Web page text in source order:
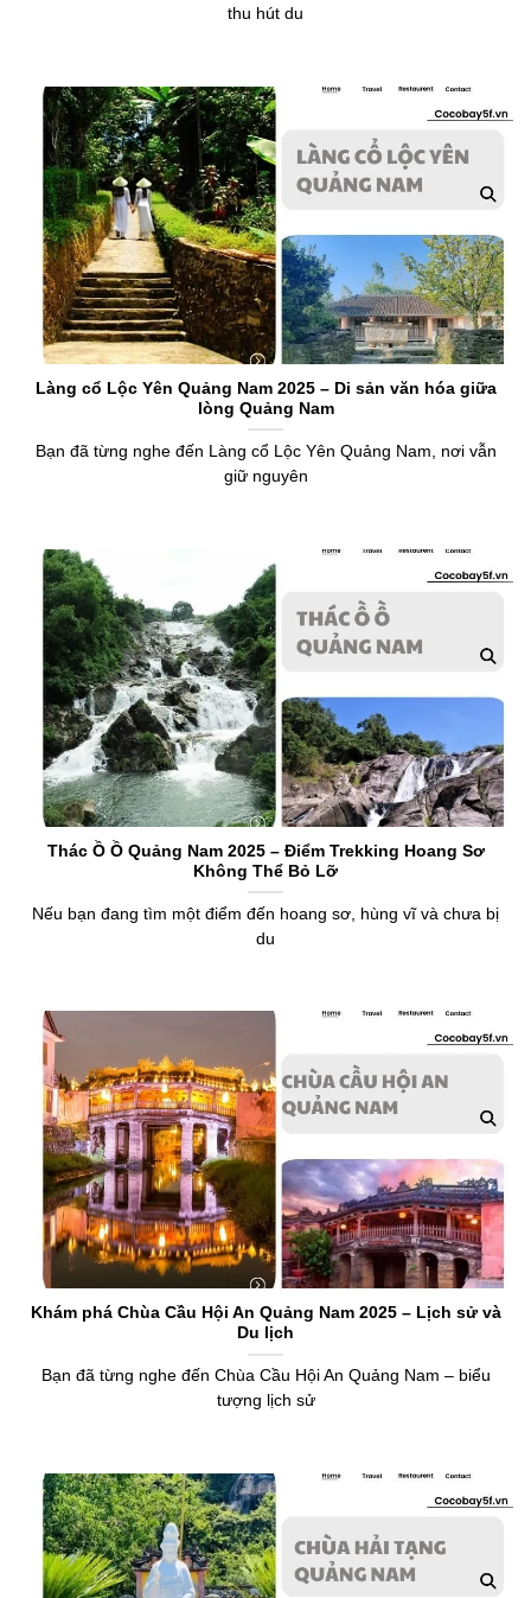
thu hút du
Làng cổ Lộc Yên Quảng Nam 2025 – Di sản văn hóa giữa
lòng Quảng Nam
Bạn đã từng nghe đến Làng cổ Lộc Yên Quảng Nam, nơi vẫn
giữ nguyên
​Thác Ồ Ồ Quảng Nam 2025 – Điểm Trekking Hoang Sơ
Không Thể Bỏ Lỡ
Nếu bạn đang tìm một điểm đến hoang sơ, hùng vĩ và chưa bị
du
Khám phá Chùa Cầu Hội An Quảng Nam 2025 – Lịch sử và
Du lịch
Bạn đã từng nghe đến Chùa Cầu Hội An Quảng Nam – biểu
tượng lịch sử